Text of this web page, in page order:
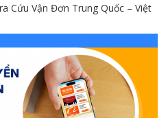
Cứu Vận Đơn Trung Quốc – Việt